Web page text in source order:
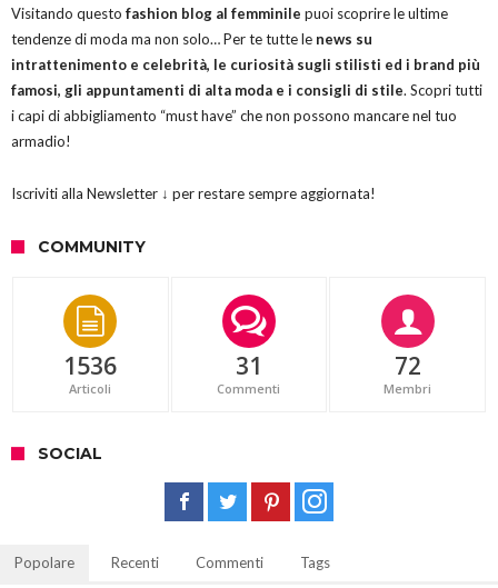
Visitando questo fashion blog al femminile puoi scoprire le ultime
tendenze di moda ma non solo… Per te tutte le news su
intrattenimento e celebrità, le curiosità sugli stilisti ed i brand più
famosi, gli appuntamenti di alta moda e i consigli di stile. Scopri tutti
i capi di abbigliamento “must have” che non possono mancare nel tuo
armadio!
Iscriviti alla Newsletter ↓ per restare sempre aggiornata!
COMMUNITY
1536
Articoli
31
Commenti
72
Membri
SOCIAL
Popolare Recenti Commenti Tags